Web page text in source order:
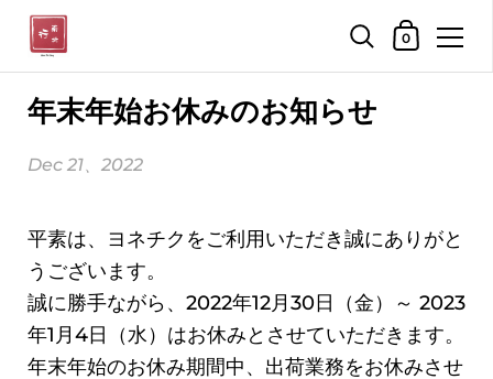
ショッピ
0
年末年始お休みのお知らせ
Dec 21、2022
平素は、ヨネチクをご利用いただき誠にありがと
うございます。
誠に勝手ながら、2022年12月30日（金）～ 2023
年1月4日（水）はお休みとさせていただきます。
年末年始のお休み期間中、出荷業務をお休みさせ